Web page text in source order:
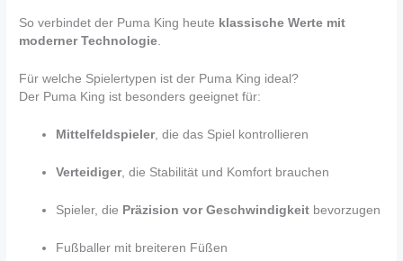
So verbindet der Puma King heute klassische Werte mit
moderner Technologie.
Für welche Spielertypen ist der Puma King ideal?
Der Puma King ist besonders geeignet für:
Mittelfeldspieler, die das Spiel kontrollieren
Verteidiger, die Stabilität und Komfort brauchen
Spieler, die Präzision vor Geschwindigkeit bevorzugen
Fußballer mit breiteren Füßen